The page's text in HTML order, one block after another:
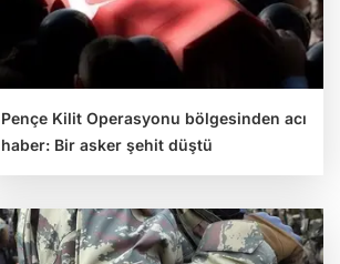
Pençe Kilit Operasyonu bölgesinden acı
haber: Bir asker şehit düştü